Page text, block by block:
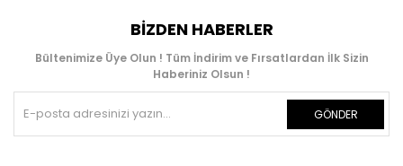
BIZDEN HABERLER
Bültenimize Üye Olun ! Tüm İndirim ve Fırsatlardan İlk Sizin
Haberiniz Olsun !
GÖNDER